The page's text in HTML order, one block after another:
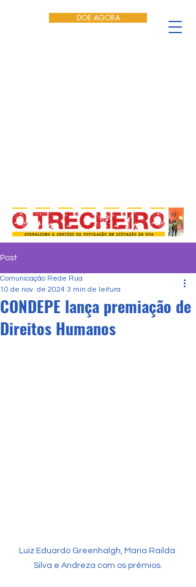
DOE AGORA
Post
CONDEPE lança premiação de
Direitos Humanos
Comunicação Rede Rua
10 de nov. de 2024 3 min de leitura
Luiz Eduardo Greenhalgh, Maria Railda
Silva e Andreza com os prêmios.